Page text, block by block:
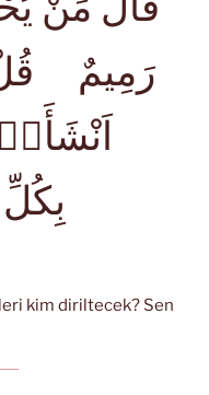
رَمِيمٌ
kim diriltecek? Sen